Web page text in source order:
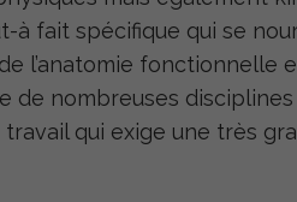
à fait spécifique qui se
l’anatomie fonctionnelle
de nombreuses
travail qui exige une très